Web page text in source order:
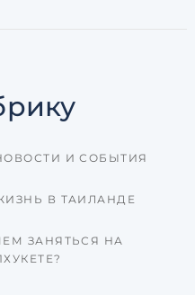
И СОБЫТИЯ
В ТАИЛАНДЕ
ЗАНЯТЬСЯ НА